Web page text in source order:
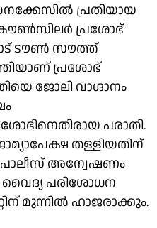
പ്രതിയായ
പ്രശോഭ്
ടൗൺ സൗത്ത്
പ്രശോഭ്
ജോലി വാഗ്ദാനം
പരാതി.
തള്ളിയതിന്
പൊലീസ് അന്വേഷണം
വൈദ്യ പരിശോധന
മുന്നിൽ ഹാജരാക്കും.